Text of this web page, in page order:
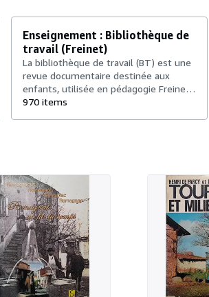
Enseignement : Bibliothèque de
travail (Freinet)
La bibliothèque de travail (BT) est une
revue documentaire destinée aux
enfants, utilisée en pédagogie Freinet.
Cette collection fut créée en 1932 par
970 items